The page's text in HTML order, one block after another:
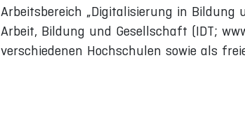
Arbeitsbereich „Digitalisierung in
Arbeit, Bildung und Gesellschaft (IDT;
verschiedenen Hochschulen sowie als